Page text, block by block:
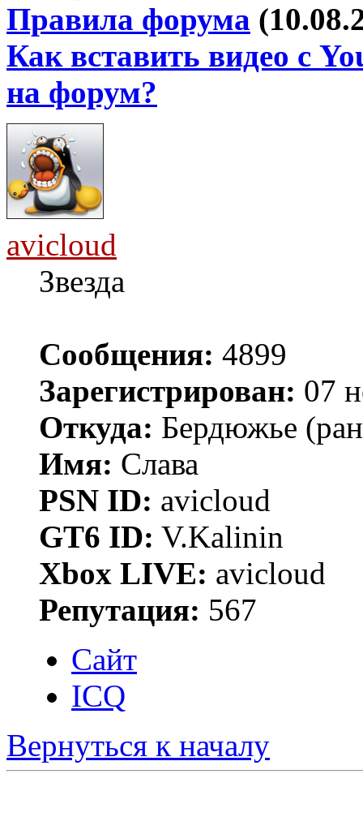
Правила форума
Как вставить видео с
на форум?
avicloud
Звезда
Сообщения: 4899
Зарегистрирован: 07
Откуда: Бердюжье
Имя: Слава
PSN ID: avicloud
GT6 ID: V.Kalinin
Xbox LIVE: avicloud
Репутация: 567
Сайт
ICQ
Вернуться к началу